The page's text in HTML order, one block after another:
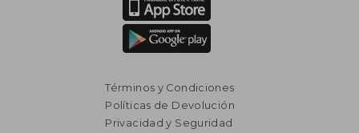
Términos y Condiciones
Políticas de Devolución
Privacidad y Seguridad